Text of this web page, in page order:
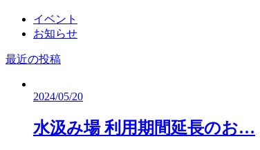
イベント
お知らせ
最近の投稿
2024/05/20
水汲み場 利用期間延長のお…